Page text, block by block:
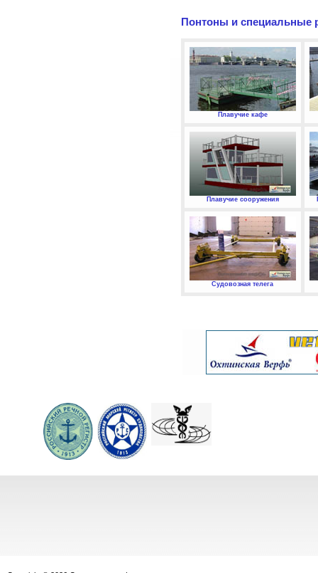
Понтоны и специальные
Плавучие кафе
Плавучие сооружения
Судовозная телега